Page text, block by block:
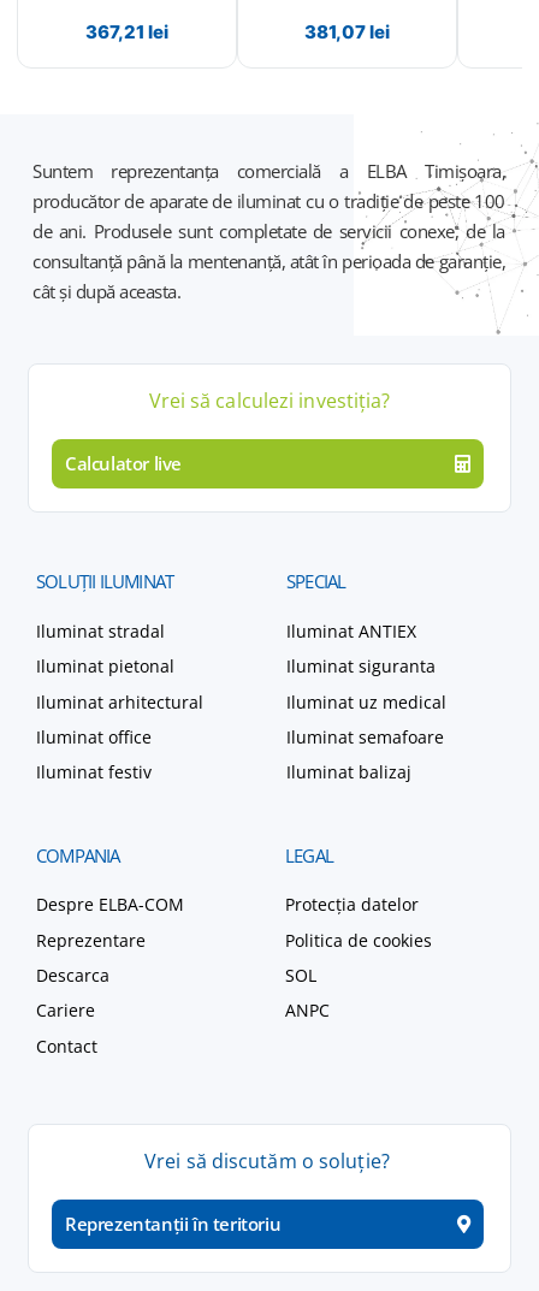
367,21lei 381,07lei
Suntem reprezentanța comercială a ELBA Timișoara,
producător de aparate de iluminat cu o tradiție de peste 100
de ani. Produsele sunt completate de servicii conexe, de la
consultanță până la mentenanță, atât în perioada de garanție,
cât și după aceasta.
Vrei să calculezi investiția?
Calculator live
SOLUȚII ILUMINAT
Iluminat stradal
Iluminat pietonal
Iluminat arhitectural
Iluminat office
Iluminat festiv
SPECIAL
Iluminat ANTIEX
Iluminat siguranta
Iluminat uz medical
Iluminat semafoare
Iluminat balizaj
COMPANIA
Despre ELBA-COM
Reprezentare
Descarca
Cariere
Contact
LEGAL
Protecția datelor
Politica de cookies
SOL
ANPC
Vrei să discutăm osoluție?
Reprezentanții în teritoriu